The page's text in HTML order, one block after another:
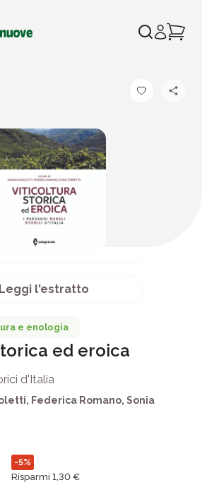
Leggi l'estratto
e enologia
ed eroica
d'Italia
, Federica Romano, Sonia
-5%
Risparmi 1,30 €